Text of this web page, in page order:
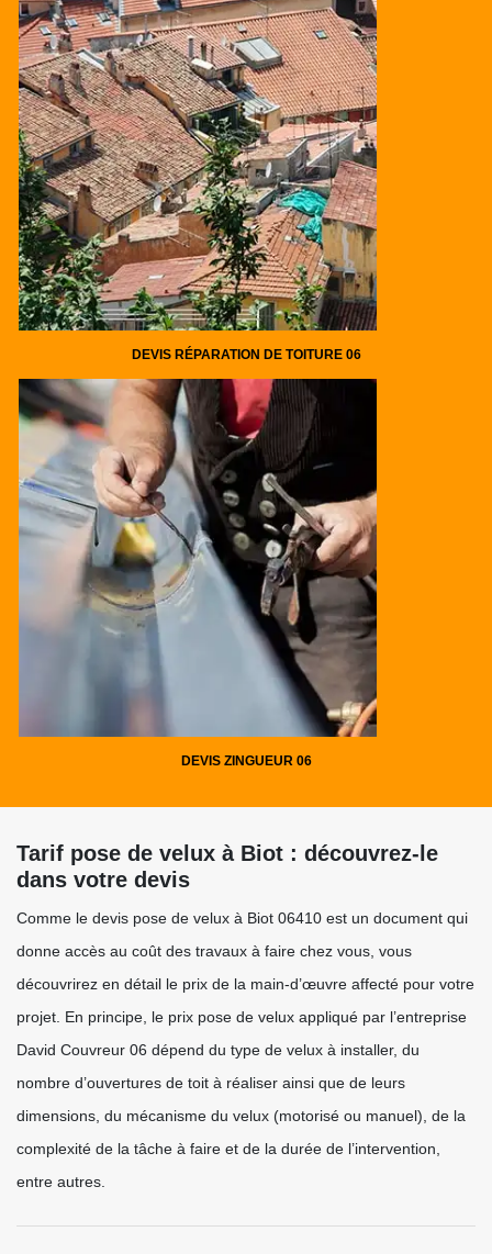
DEVIS RÉPARATION DE TOITURE 06
DEVIS ZINGUEUR 06
Tarif pose de velux à Biot : découvrez-le
dans votre devis
Comme le devis pose de velux à Biot 06410 est un document qui
donne accès au coût des travaux à faire chez vous, vous
découvrirez en détail le prix de la main-d’œuvre affecté pour votre
projet. En principe, le prix pose de velux appliqué par l’entreprise
David Couvreur 06 dépend du type de velux à installer, du
nombre d’ouvertures de toit à réaliser ainsi que de leurs
dimensions, du mécanisme du velux (motorisé ou manuel), de la
complexité de la tâche à faire et de la durée de l’intervention,
entre autres.